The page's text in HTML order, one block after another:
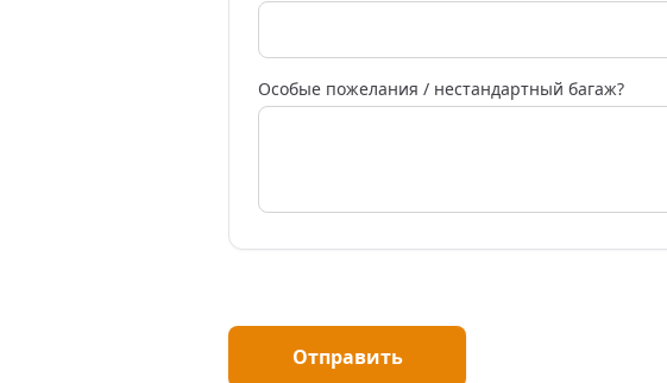
Особые пожелания / нестандартный багаж?
Отправить